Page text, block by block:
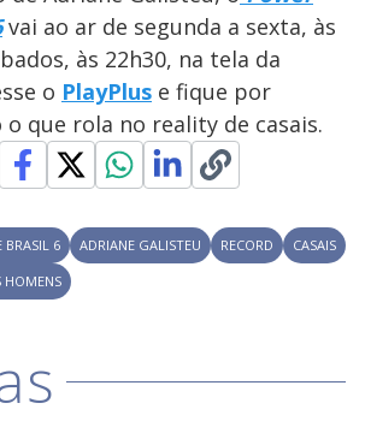
V
i
d
e
o
vai ao ar de segunda a sexta, às
às 22h30, na tela da
o PlayPlus e fique por
que rola no reality de casais.
BRASIL 6 ADRIANE GALISTEU RECORD
CASAIS
HOMENS